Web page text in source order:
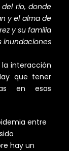
río, donde
y el alma de
y su familia
inundaciones
interacción
que tener
en esas
entre
hay un